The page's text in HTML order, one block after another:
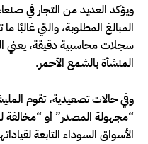
ويؤكد العديد من التجار في
المبالغ المطلوبة، والتي غالبًا
سجلات محاسبية دقيقة، يعني
المنشأة بالشمع الأحمر.
وفي حالات تصعيدية، تقوم
“مجهولة المصدر” أو “مخالفة
الأسواق السوداء التابعة